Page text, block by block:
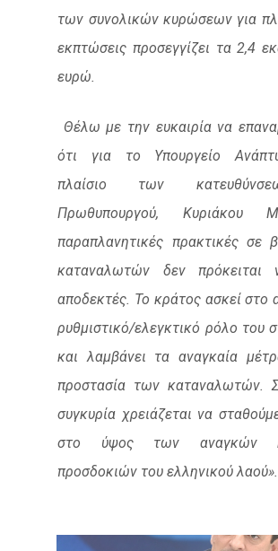
των συνολικών κυρώσεων για
εκπτώσεις προσεγγίζει τα 2,4
ευρώ.
Θέλω με την ευκαιρία να
ότι για το Υπουργείο
πλαίσιο των
Πρωθυπουργού, Κυριάκου
παραπλανητικές πρακτικές σε
καταναλωτών δεν πρόκειται
αποδεκτές. To κράτος ασκεί στο
ρυθμιστικό/ελεγκτικό ρόλο του
και λαμβάνει τα αναγκαία
προστασία των καταναλωτών.
συγκυρία χρειάζεται να
στο ύψος των αναγκών
προσδοκιών του ελληνικού λαού».